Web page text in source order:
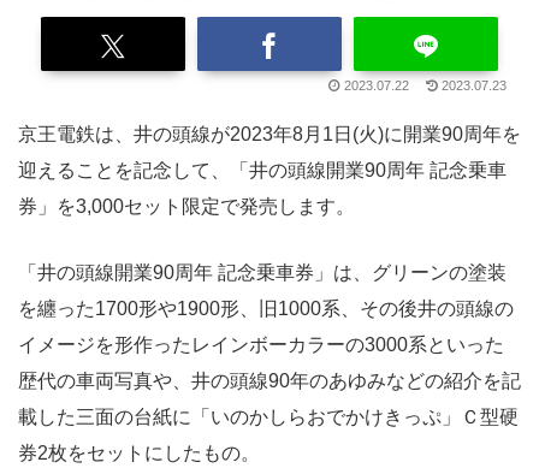
2023.07.22 2023.07.23
京王電鉄は、井の頭線が2023年8月1日(火)に開業90周年を
迎えることを記念して、「井の頭線開業90周年 記念乗車
券」を3,000セット限定で発売します。
「井の頭線開業90周年 記念乗車券」は、グリーンの塗装
を纏った1700形や1900形、旧1000系、その後井の頭線の
イメージを形作ったレインボーカラーの3000系といった
歴代の車両写真や、井の頭線90年のあゆみなどの紹介を記
載した三面の台紙に「いのかしらおでかけきっぷ」Ｃ型硬
券2枚をセットにしたもの。